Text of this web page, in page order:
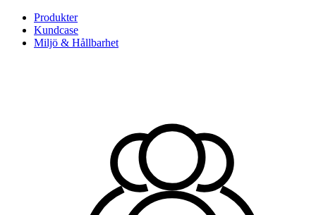
Produkter
Kundcase
Miljö & Hållbarhet